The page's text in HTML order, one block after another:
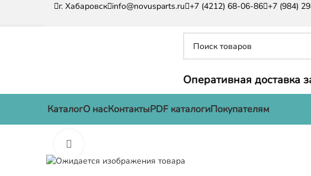
г. Хабаровск info@novusparts.ru +7 (4212) 68-06-86 +7 (984)
Оперативная доставка
КаталогО насКонтактыPDF каталогиПокупателям